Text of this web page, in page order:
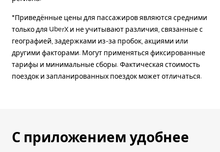
*Приведённые цены для пассажиров являются средними
только для UberX и не учитывают различия, связанные с
географией, задержками из-за пробок, акциями или
другими факторами. Могут применяться фиксированные
тарифы и минимальные сборы. Фактическая стоимость
поездок и запланированных поездок может отличаться.
С приложением удобнее